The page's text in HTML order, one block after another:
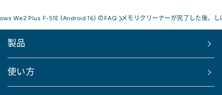
We2 Plus F-51E (Android 16) のFAQ メモリクリーナーが完了した後、
製品
使い方